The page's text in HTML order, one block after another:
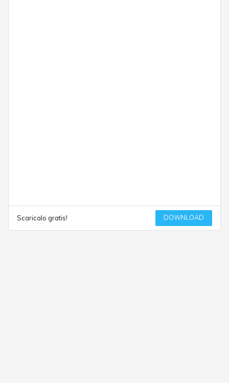
Scaricalo gratis! DOWNLOAD